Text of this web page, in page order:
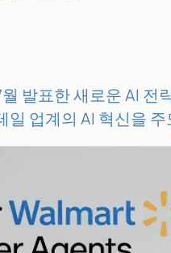
발표한 새로운 AI 전
일 업계의 AI 혁신을